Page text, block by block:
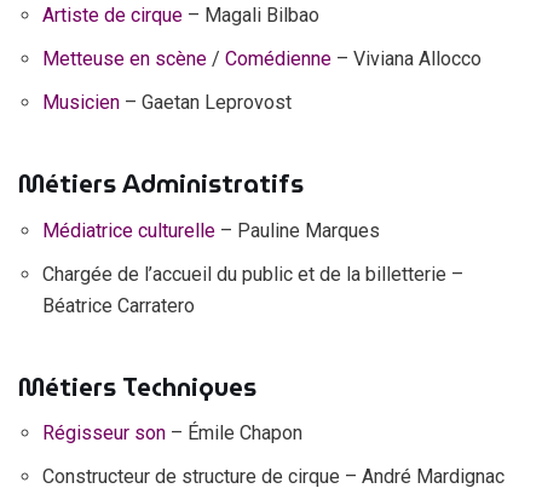
Artiste de cirque – Magali Bilbao
Metteuse en scène / Comédienne – Viviana Allocco
Musicien – Gaetan Leprovost
Métiers Administratifs
Médiatrice culturelle – Pauline Marques
Chargée de l’accueil du public et de la billetterie –
Béatrice Carratero
Métiers Techniques
Régisseur son – Émile Chapon
Constructeur de structure de cirque – André Mardignac